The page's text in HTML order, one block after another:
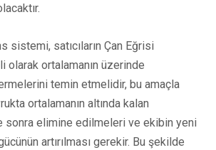
sistemi, satıcıların Çan Eğrisi
olarak ortalamanın üzerinde
temin etmelidir, bu amaçla
ortalamanın altında kalan
sonra elimine edilmeleri ve ekibin yeni
artırılması gerekir. Bu şekilde